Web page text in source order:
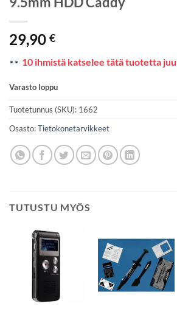
29,90 €
10 ihmistä katselee tätä tuotetta
Varasto loppu
Tuotetunnus (SKU): 1662
Osasto:Tietokonetarvikkeet
TUTUSTU MYÖS